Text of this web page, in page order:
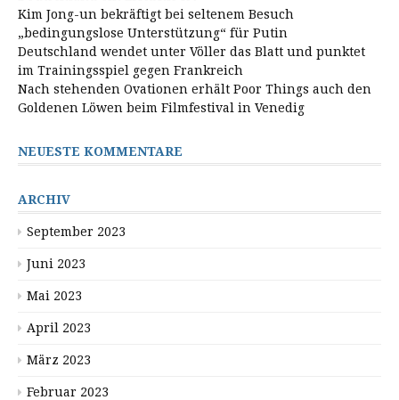
Kim Jong-un bekräftigt bei seltenem Besuch
„bedingungslose Unterstützung“ für Putin
Deutschland wendet unter Völler das Blatt und punktet
im Trainingsspiel gegen Frankreich
Nach stehenden Ovationen erhält Poor Things auch den
Goldenen Löwen beim Filmfestival in Venedig
NEUESTE KOMMENTARE
ARCHIV
September 2023
Juni 2023
Mai 2023
April 2023
März 2023
Februar 2023